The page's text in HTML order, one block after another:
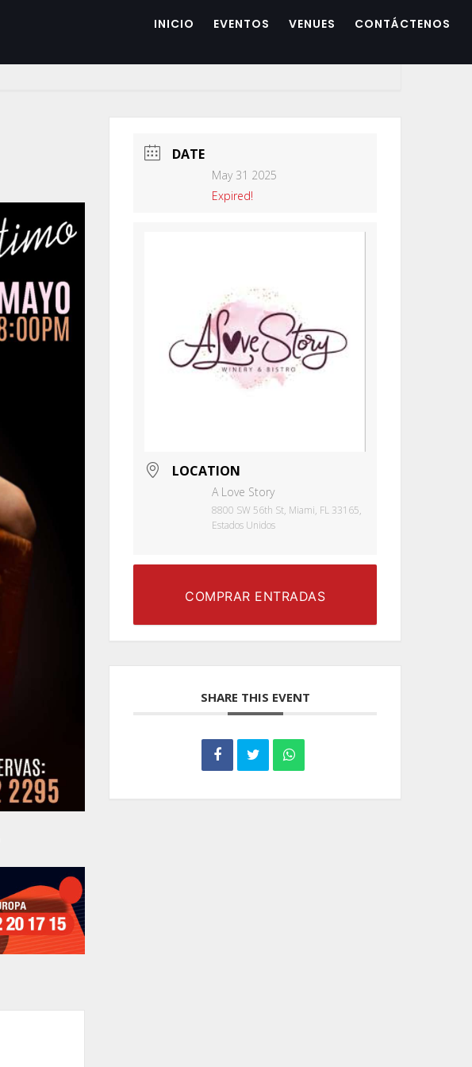
INICIO EVENTOS VENUES CONTÁCTENOS
DATE
May 31 2025
Expired!
LOCATION
A Love Story
8800 SW 56th St, Miami, FL 33165,
Estados Unidos
COMPRAR ENTRADAS
SHARE THIS EVENT